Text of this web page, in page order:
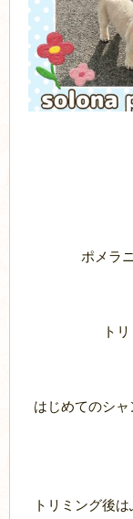
ポメラ
ト
はじめてのシ
トリミング後